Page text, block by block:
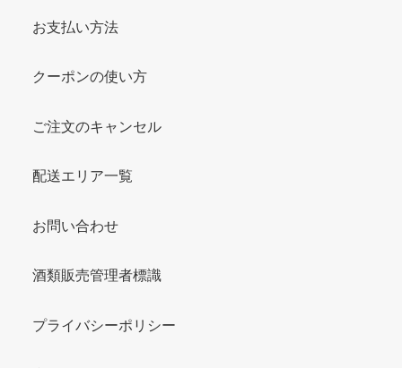
お支払い方法
クーポンの使い方
ご注文のキャンセル
配送エリア一覧
お問い合わせ
酒類販売管理者標識
プライバシーポリシー